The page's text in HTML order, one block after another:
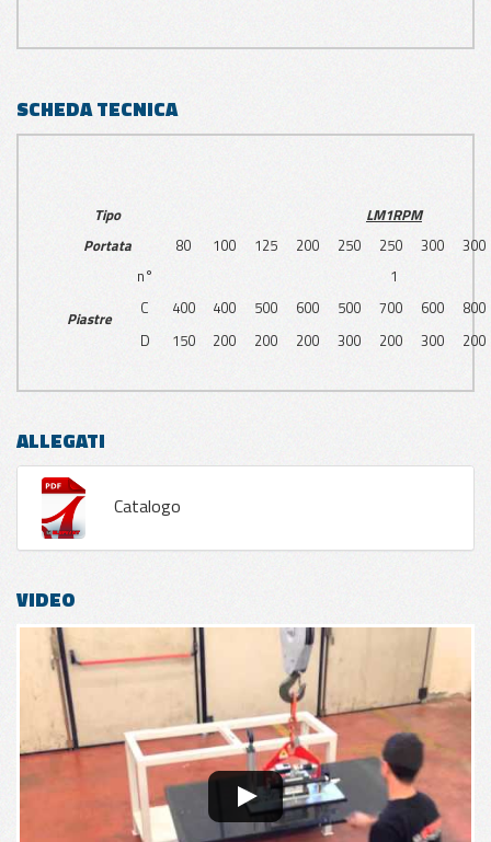
SCHEDA TECNICA
Tipo
LM1RPM
Portata
80 100 125 200 250 250 300 300
Piastre
n°
1
C
400 400 500 600 500 700 600
800
D
150 200 200 200 300 200 300 200
ALLEGATI
Catalogo
VIDEO